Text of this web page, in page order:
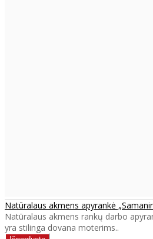
Natūralaus akmens apyrankė
Natūralaus akmens rankų darbo
yra stilinga dovana moterims..